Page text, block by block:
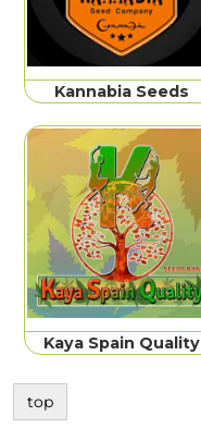
Kannabia Seeds
Kaya Spain Quality
top